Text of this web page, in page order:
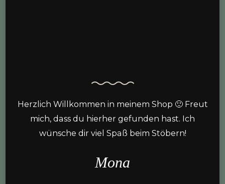
Herzlich Willkommen in meinem Shop 🙂 Freut
mich, dass du hierher gefunden hast. Ich
wünsche dir viel Spaß beim Stöbern!
Mona